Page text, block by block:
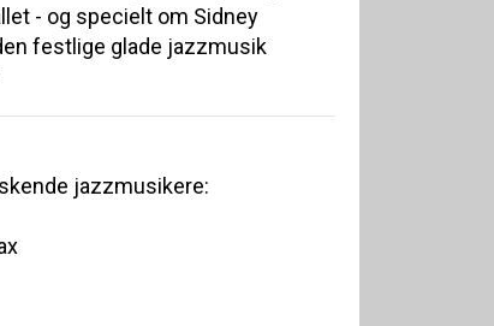
- og specielt om Sidney
festlige glade jazzmusik
jazzmusikere: